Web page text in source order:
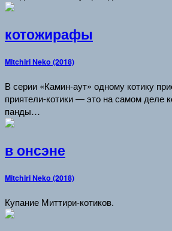
котожирафы
Mitchiri Neko (2018)
В серии «Камин-аут» одному котику
приятели-котики — это на самом деле
панды…
в онсэне
Mitchiri Neko (2018)
Купание Миттири-котиков.